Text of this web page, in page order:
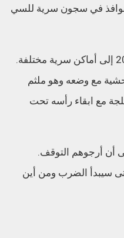
في سجون سرية للسي
وقد نقل بين العامين 2003 و2006 إلى أماكن سرية مختلفة.
مع وضعه وهو ملثم
مع ابقاء رأسه تحت
أن أرجوهم التوقف.
سيبدأ الضرب ومن أين